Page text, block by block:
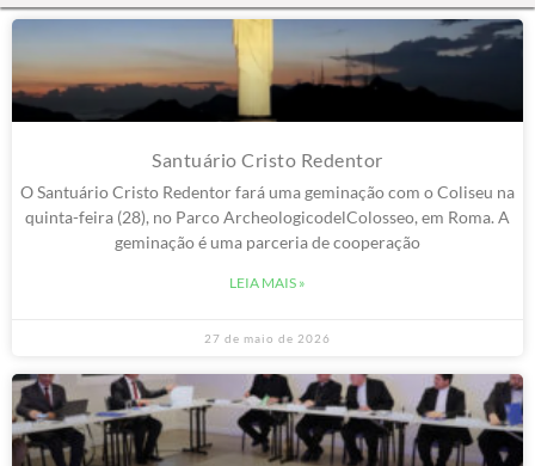
Santuário Cristo Redentor
O Santuário Cristo Redentor fará uma geminação com o Coliseu na
quinta-feira (28), no Parco ArcheologicodelColosseo, em Roma. A
geminação é uma parceria de cooperação
LEIA MAIS »
27 de maio de 2026